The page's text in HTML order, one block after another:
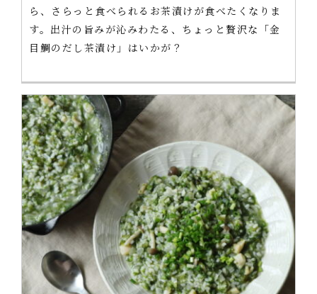
ら、さらっと食べられるお茶漬けが食べたくなりま
す。出汁の旨みが沁みわたる、ちょっと贅沢な「金
目鯛のだし茶漬け」はいかが？